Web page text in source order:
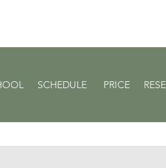
SCHEDULE ​ PRICE